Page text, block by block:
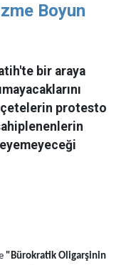
Boyun
bir araya
protesto
"Bürokratik Oligarşinin